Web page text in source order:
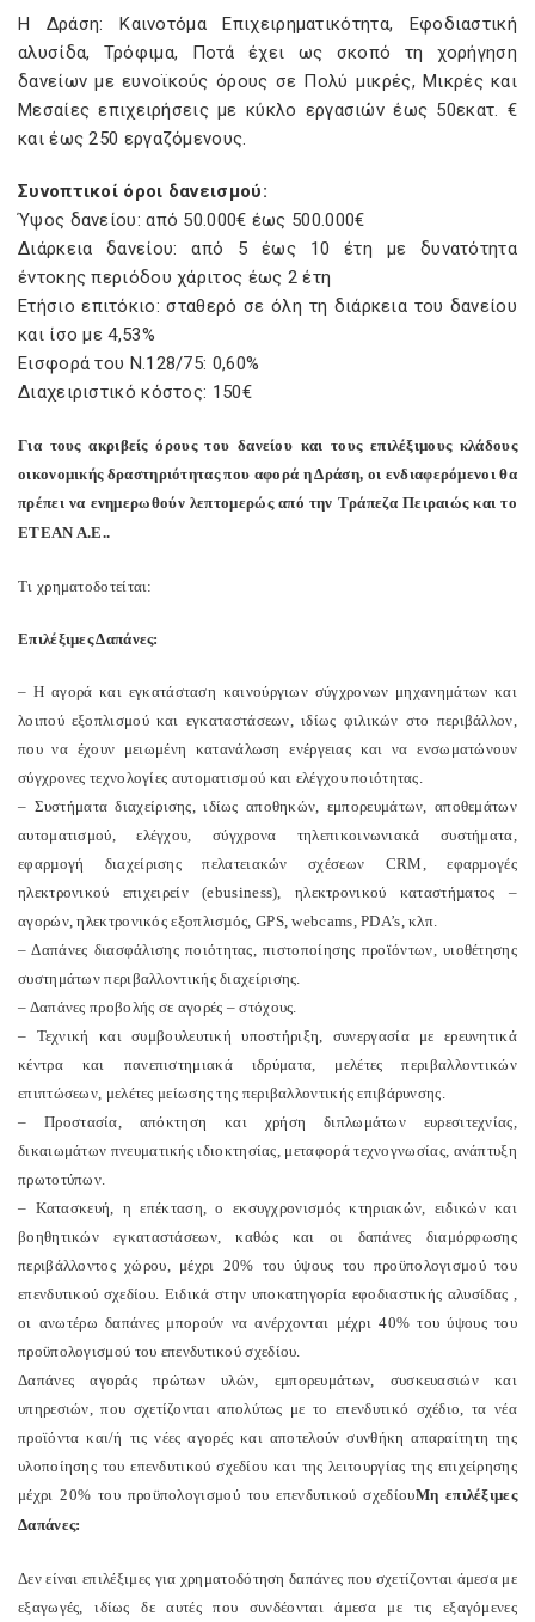
Η Δράση: Καινοτόμα Επιχειρηματικότητα, Εφοδιαστική
αλυσίδα, Τρόφιμα, Ποτά έχει ως σκοπό τη χορήγηση
δανείων με ευνοϊκούς όρους σε Πολύ μικρές, Μικρές και
Μεσαίες επιχειρήσεις με κύκλο εργασιών έως 50εκατ. €
και έως 250 εργαζόμενους.
Συνοπτικοί όροι δανεισμού:
Ύψος δανείου: από 50.000€ έως 500.000€
Διάρκεια δανείου: από 5 έως 10 έτη με δυνατότητα
έντοκης περιόδου χάριτος έως 2 έτη
Ετήσιο επιτόκιο: σταθερό σε όλη τη διάρκεια του δανείου
και ίσο με 4,53%
Εισφορά του Ν.128/75: 0,60%
Διαχειριστικό κόστος: 150€
Για τους ακριβείς όρους του δανείου και τους επιλέξιμους κλάδους
οικονομικής δραστηριότητας που αφορά η Δράση, οι ενδιαφερόμενοι θα
πρέπει να ενημερωθούν λεπτομερώς από την Τράπεζα Πειραιώς και το
ΕΤΕΑΝ Α.Ε..
Τι χρηματοδοτείται:
Επιλέξιμες Δαπάνες:
– Η αγορά και εγκατάσταση καινούργιων σύγχρονων μηχανημάτων και
λοιπού εξοπλισμού και εγκαταστάσεων, ιδίως φιλικών στο περιβάλλον,
που να έχουν μειωμένη κατανάλωση ενέργειας και να ενσωματώνουν
σύγχρονες τεχνολογίες αυτοματισμού και ελέγχου ποιότητας.
– Συστήματα διαχείρισης, ιδίως αποθηκών, εμπορευμάτων, αποθεμάτων
αυτοματισμού, ελέγχου, σύγχρονα τηλεπικοινωνιακά συστήματα,
εφαρµογή διαχείρισης πελατειακών σχέσεων CRM, εφαρµογές
ηλεκτρονικού επιχειρείν (ebusiness), ηλεκτρονικού καταστήµατος –
αγορών, ηλεκτρονικός εξοπλισµός, GPS, webcams, PDA’s, κλπ.
– Δαπάνες διασφάλισης ποιότητας, πιστοποίησης προϊόντων, υιοθέτησης
συστημάτων περιβαλλοντικής διαχείρισης.
– Δαπάνες προβολής σε αγορές – στόχους.
– Τεχνική και συμβουλευτική υποστήριξη, συνεργασία με ερευνητικά
κέντρα και πανεπιστημιακά ιδρύματα, μελέτες περιβαλλοντικών
επιπτώσεων, μελέτες μείωσης της περιβαλλοντικής επιβάρυνσης.
– Προστασία, απόκτηση και χρήση διπλωμάτων ευρεσιτεχνίας,
δικαιωμάτων πνευματικής ιδιοκτησίας, μεταφορά τεχνογνωσίας, ανάπτυξη
πρωτοτύπων.
– Κατασκευή, η επέκταση, ο εκσυγχρονισμός κτηριακών, ειδικών και
βοηθητικών εγκαταστάσεων, καθώς και οι δαπάνες διαμόρφωσης
περιβάλλοντος χώρου, μέχρι 20% του ύψους του προϋπολογισμού του
επενδυτικού σχεδίου. Ειδικά στην υποκατηγορία εφοδιαστικής αλυσίδας ,
οι ανωτέρω δαπάνες μπορούν να ανέρχονται μέχρι 40% του ύψους του
προϋπολογισμού του επενδυτικού σχεδίου.
Δαπάνες αγοράς πρώτων υλών, εμπορευμάτων, συσκευασιών και
υπηρεσιών, που σχετίζονται απολύτως με το επενδυτικό σχέδιο, τα νέα
προϊόντα και/ή τις νέες αγορές και αποτελούν συνθήκη απαραίτητη της
υλοποίησης του επενδυτικού σχεδίου και της λειτουργίας της επιχείρησης
μέχρι 20% του προϋπολογισμού του επενδυτικού σχεδίουΜη επιλέξιμες
Δαπάνες:
Δεν είναι επιλέξιμες για χρηματοδότηση δαπάνες που σχετίζονται άμεσα με
εξαγωγές, ιδίως δε αυτές που συνδέονται άμεσα με τις εξαγόμενες